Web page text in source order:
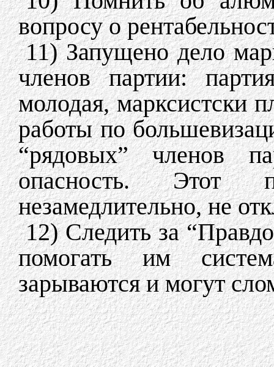
вопросу о
11) Запущено дело
членов партии:
молодая, марксистски
работы по
“рядовых” членов
опасность. Этот
незамедлительно, не
12) Следить за
помогать им
зарываются и могут